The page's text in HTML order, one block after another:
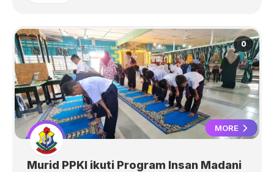
0
MORE
Murid PPKI ikuti Program Insan Madani